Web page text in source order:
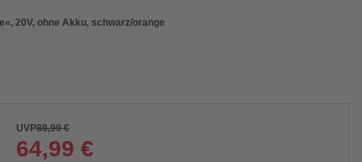
20V, ohne Akku, schwarz/orange
UVP89,99 €
64,99 €